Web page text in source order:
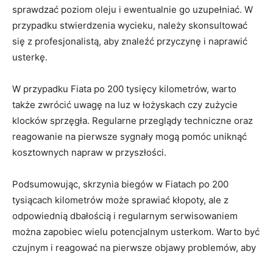
sprawdzać poziom oleju ⁣i ewentualnie go uzupełniać. W
przypadku ‌stwierdzenia wycieku, należy ⁢skonsultować
‌się z profesjonalistą, aby znaleźć przyczynę ‍i naprawić
usterkę.
W przypadku Fiata po⁤ 200 tysięcy kilometrów, warto
także zwrócić uwagę na luz w ⁤łożyskach ‌czy zużycie
‍klocków sprzęgła. Regularne przeglądy techniczne⁤ oraz
reagowanie na pierwsze sygnały mogą pomóc ‌uniknąć
kosztownych napraw ⁤w przyszłości.
Podsumowując, skrzynia biegów w Fiatach po 200⁢
tysiącach ‍kilometrów ‌może sprawiać kłopoty, ale z
⁢odpowiednią dbałością ⁤i regularnym serwisowaniem
można zapobiec⁤ wielu potencjalnym usterkom.⁤ Warto‌ być
czujnym i reagować na⁣ pierwsze objawy problemów, aby